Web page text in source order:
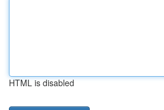
HTML is disabled